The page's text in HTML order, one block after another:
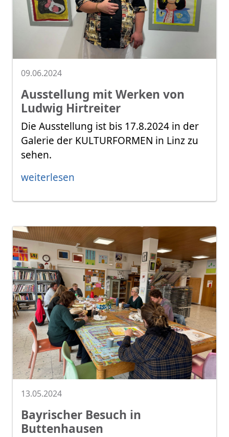
09.06.2024
Ausstellung mit Werken von
Ludwig Hirtreiter
Die Ausstellung ist bis 17.8.2024 in der
Galerie der KULTURFORMEN in Linz zu
sehen.
weiterlesen
13.05.2024
Bayrischer Besuch in
Buttenhausen